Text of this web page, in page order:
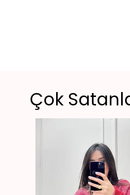
Çok